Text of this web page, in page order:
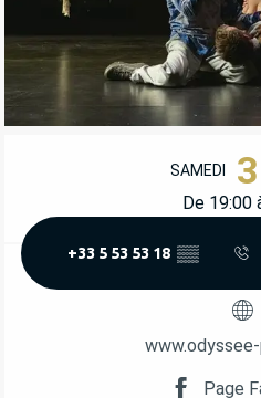
OUVERTURE ET
SAMEDI 3
De 19:00
+33 5 53 53 18 ▒▒
Page